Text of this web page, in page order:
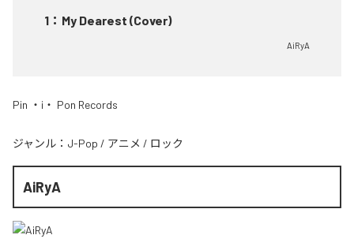
1 ： My Dearest (Cover)
AiRyA
Pin ・i・ Pon Records
ジャンル： J-Pop / アニメ / ロック
AiRyA